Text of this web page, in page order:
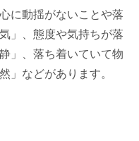
に動揺がないことや落
」、態度や気持ちが落
」、落ち着いていて物
」などがあります。